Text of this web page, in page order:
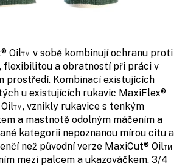
Oil™ v sobě kombinují ochranu proti
flexibilitou a obratností při práci v
prostředí. Kombinací existujících
u existujících rukavic MaxiFlex®
vznikly rukavice s tenkým
a mastnotě odolným máčením a
kategorii nepoznanou mírou citu a
než původní verze MaxiCut® Oil™
mezi palcem a ukazováčkem. 3/4